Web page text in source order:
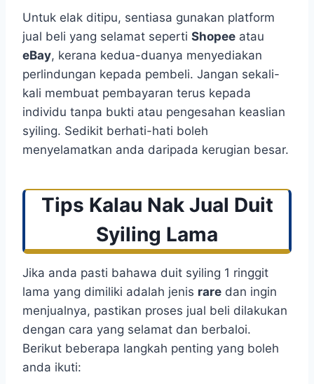
Untuk elak ditipu, sentiasa gunakan platform
jual beli yang selamat seperti Shopee atau
eBay, kerana kedua-duanya menyediakan
perlindungan kepada pembeli. Jangan sekali-
kali membuat pembayaran terus kepada
individu tanpa bukti atau pengesahan keaslian
syiling. Sedikit berhati-hati boleh
menyelamatkan anda daripada kerugian besar.
Tips Kalau Nak Jual Duit
Syiling Lama
Jika anda pasti bahawa duit syiling 1 ringgit
lama yang dimiliki adalah jenis rare dan ingin
menjualnya, pastikan proses jual beli dilakukan
dengan cara yang selamat dan berbaloi.
Berikut beberapa langkah penting yang boleh
anda ikuti: